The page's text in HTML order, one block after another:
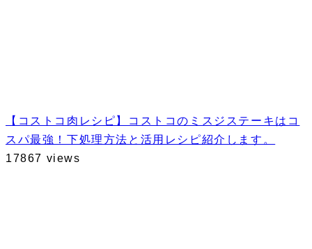
【コストコ肉レシピ】コストコのミスジステーキはコ
スパ最強！下処理方法と活用レシピ紹介します。
17867 views